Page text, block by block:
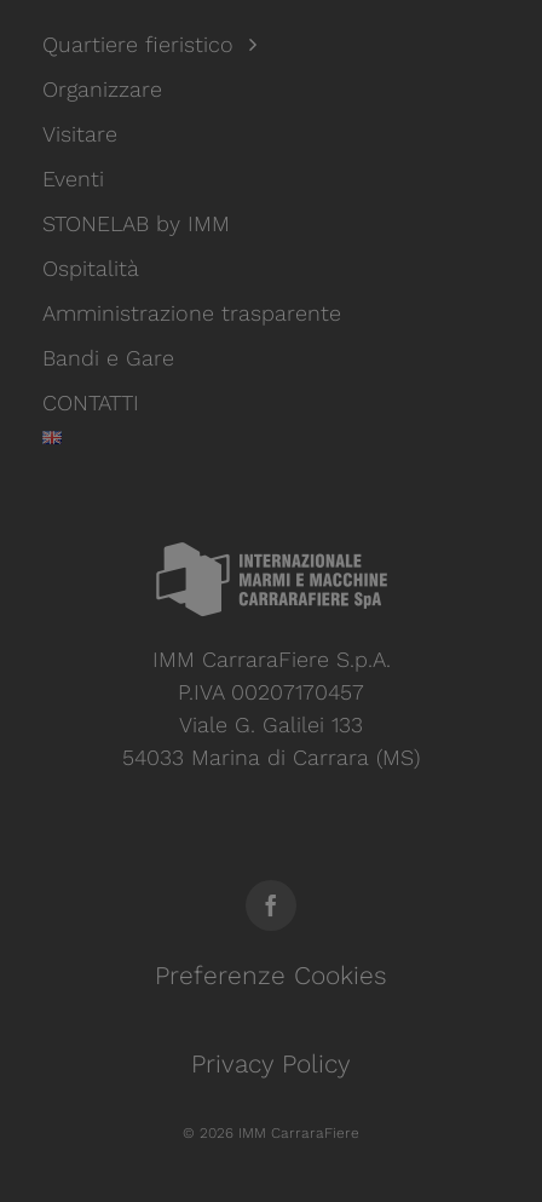
Quartiere fieristico
Organizzare
Visitare
Eventi
STONELAB by IMM
Ospitalità
Amministrazione trasparente
Bandi e Gare
CONTATTI
IMM CarraraFiere S.p.A.
P.IVA 00207170457
Viale G. Galilei 133
54033 Marina di Carrara (MS)
Preferenze Cookies
Privacy Policy
© 2026 IMM CarraraFiere